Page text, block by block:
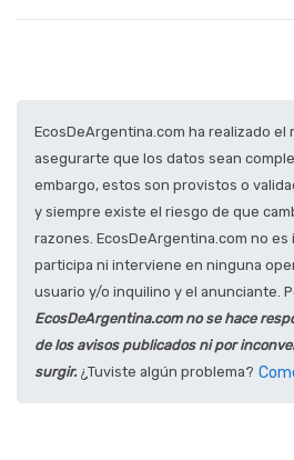
EcosDeArgentina.com ha realizado el
asegurarte que los datos sean
embargo, estos son provistos o
y siempre existe el riesgo de que
razones. EcosDeArgentina.com no
participa ni interviene en ninguna
usuario y/o inquilino y el anunciante.
EcosDeArgentina.com no se hace
de los avisos publicados ni por
surgir. ¿Tuviste algún problema?